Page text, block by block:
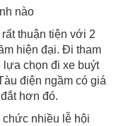
thuận tiện với 2
hiện đại. Đi tham
lựa chọn đi xe buýt
điện ngầm có giá
hơn đó.
chức nhiều lễ hội